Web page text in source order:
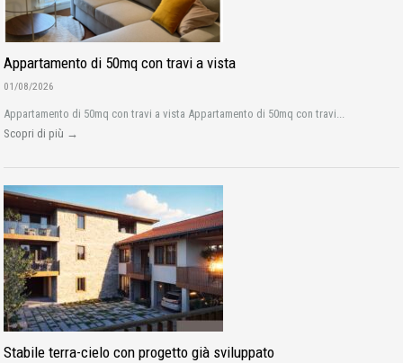
Appartamento di 50mq con travi a vista
01/08/2026
Appartamento di 50mq con travi a vista Appartamento di 50mq con travi...
Scopri di più →
Stabile terra-cielo con progetto già sviluppato